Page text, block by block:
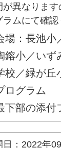
が異なりま
ラムにて確認
：長池小
鎔小／いず
校／緑が丘
グラム
部の添付
日：2022年